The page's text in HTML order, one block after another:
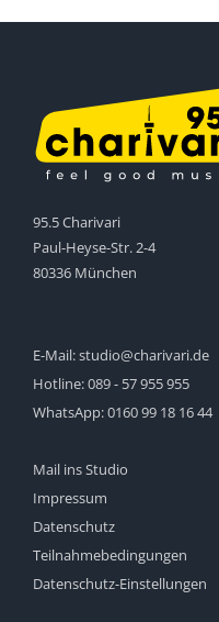
95.5 Charivari
Paul-Heyse-Str. 2-4
80336 München
E-Mail:studio@charivari.de
Hotline:089 - 57 955 955
WhatsApp:0160 99 18 16 44
Mail ins Studio
Impressum
Datenschutz
Teilnahmebedingungen
Datenschutz-Einstellungen